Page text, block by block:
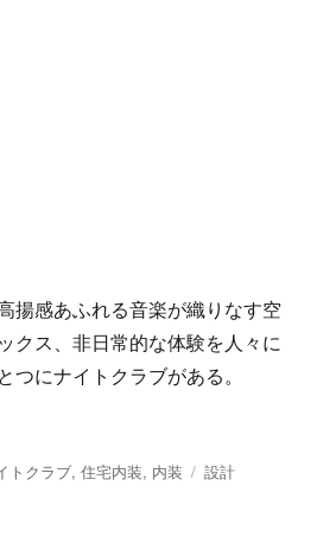
揚感あふれる音楽が織りなす空
クス、非日常的な体験を人々に
つにナイトクラブがある。
空間が生み出す非日常と高揚感の設
トクラブ,住宅内装, 内装
タ
設計